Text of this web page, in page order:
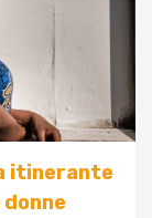
itinerante